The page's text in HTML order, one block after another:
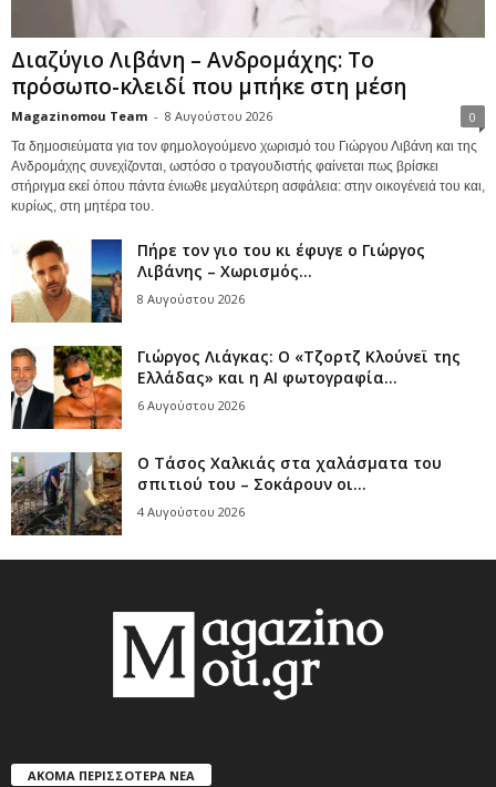
Διαζύγιο Λιβάνη – Ανδρομάχης: Το
πρόσωπο-κλειδί που μπήκε στη μέση
Magazinomou Team - 8 Αυγούστου 2026 0
Τα δημοσιεύματα για τον φημολογούμενο χωρισμό του Γιώργου Λιβάνη και της
Ανδρομάχης συνεχίζονται, ωστόσο ο τραγουδιστής φαίνεται πως βρίσκει
στήριγμα εκεί όπου πάντα ένιωθε μεγαλύτερη ασφάλεια: στην οικογένειά του και,
κυρίως, στη μητέρα του.
Πήρε τον γιο του κι έφυγε ο Γιώργος
Λιβάνης – Χωρισμός...
8 Αυγούστου 2026
Γιώργος Λιάγκας: Ο «Τζορτζ Κλούνεϊ της
Ελλάδας» και η AI φωτογραφία...
6 Αυγούστου 2026
Ο Τάσος Χαλκιάς στα χαλάσματα του
σπιτιού του – Σοκάρουν οι...
4 Αυγούστου 2026
ΑΚΟΜΑ ΠΕΡΙΣΣΟΤΕΡΑ ΝΕΑ